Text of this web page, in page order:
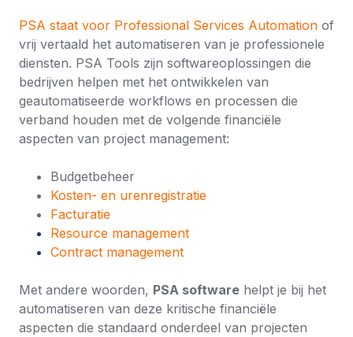
PSA staat voor Professional Services Automation of
vrij vertaald het automatiseren van je professionele
diensten. PSA Tools zijn softwareoplossingen die
bedrijven helpen met het ontwikkelen van
geautomatiseerde workflows en processen die
verband houden met de volgende financiële
aspecten van project management:
Budgetbeheer
Kosten- en urenregistratie
Facturatie
Resource management
Contract management
Met andere woorden, PSA software helpt je bij het
automatiseren van deze kritische financiële
aspecten die standaard onderdeel van projecten